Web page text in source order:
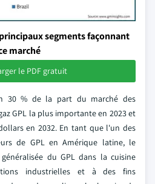
segments façonnant
marché
le PDF gratuit
30 % de la part du marché des
GPL la plus importante en 2023 et
en 2032. En tant que l'un des
de GPL en Amérique latine, le
du GPL dans la cuisine
industrielles et à des fins